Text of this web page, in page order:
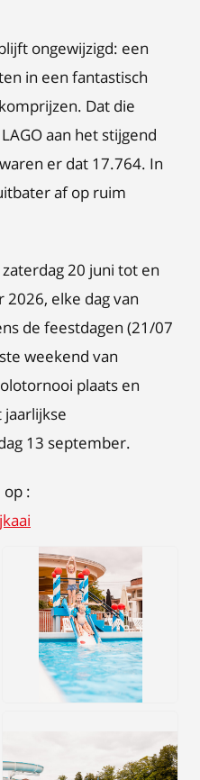
ongewijzigd: een
in een fantastisch
Dat die
aan het stijgend
er dat 17.764. In
af op ruim
20 juni tot en
elke dag van
de feestdagen (21/07
weekend van
plaats en
13 september.
: